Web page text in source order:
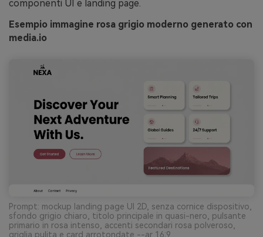
componenti UI e landing page.
Esempio immagine rosa grigio moderno generato con
media.io
Prompt: mockup landing page UI 2D, senza cornice dispositivo,
sfondo grigio chiaro, titolo principale in quasi-nero, pulsante
primario in rosa intenso, accenti secondari rosa polveroso,
griglia pulita e card arrotondate --ar 16:9